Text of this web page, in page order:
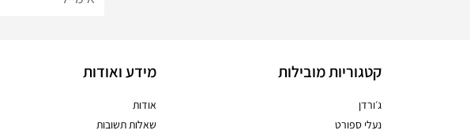
קטגוריות מובילות
ג׳ורדן
נעלי ספורט
מידע ואודות
אודות
שאלות תשובות